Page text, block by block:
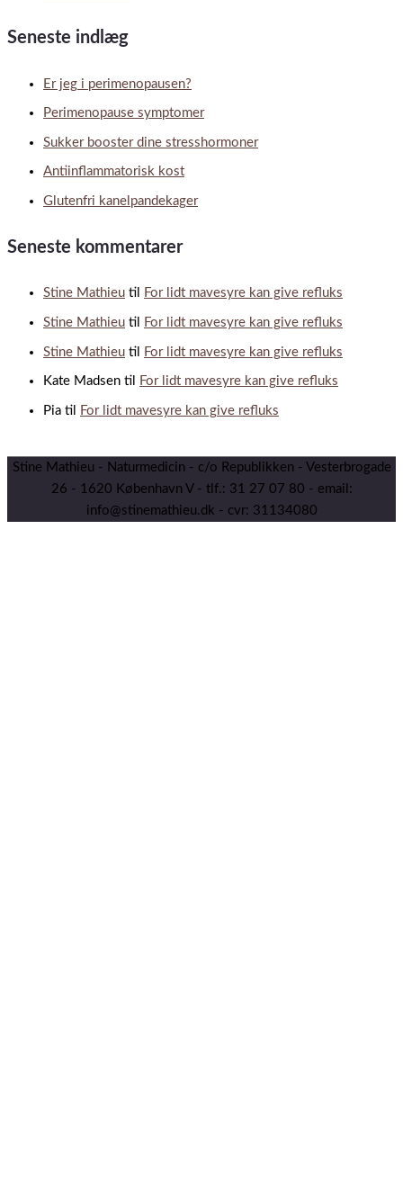
Seneste indlæg
Er jeg i perimenopausen?
Perimenopause symptomer
Sukker booster dine stresshormoner
Antiinflammatorisk kost
Glutenfri kanelpandekager
Seneste kommentarer
Stine Mathieu til For lidt mavesyre kan give refluks
Stine Mathieu til For lidt mavesyre kan give refluks
Stine Mathieu til For lidt mavesyre kan give refluks
Kate Madsen til For lidt mavesyre kan give refluks
Pia til For lidt mavesyre kan give refluks
Stine Mathieu - Naturmedicin - c/o Republikken - Vesterbrogade
26 - 1620 København V - tlf.: 31 27 07 80 - email:
info@stinemathieu.dk - cvr: 31134080